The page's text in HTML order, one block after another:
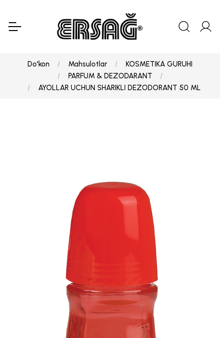
Do'kon Mahsulotlar
KOSMETIKA GURUHI
PARFUM & DEZODARANT
AYOLLAR UCHUN SHARIKLI DEZODORANT 50 ML